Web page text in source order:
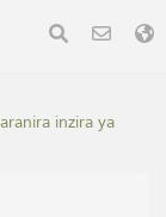
inzira ya